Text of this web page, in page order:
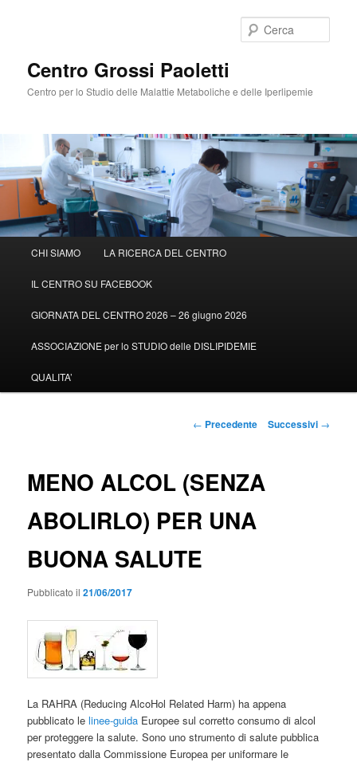
Centro Grossi Paoletti
Centro per lo Studio delle Malattie Metaboliche e delle Iperlipemie
principale
Vai
al
contenuto
CHI SIAMO LA RICERCA DEL CENTRO
IL CENTRO SU FACEBOOK
GIORNATA DEL CENTRO 2026 – 26 giugno 2026
ASSOCIAZIONE per lo STUDIO delle DISLIPIDEMIE
QUALITA’
Navigazione
← Precedente Successivi →
MENO ALCOL (SENZA
ABOLIRLO) PER UNA
BUONA SALUTE
Pubblicato il21/06/2017
La RAHRA (Reducing AlcoHol Related Harm) ha appena
pubblicato lelinee-guida Europee sul corretto consumo di alcol
per proteggere la salute. Sono uno strumento di salute pubblica
presentato dalla Commissione Europea per uniformare le